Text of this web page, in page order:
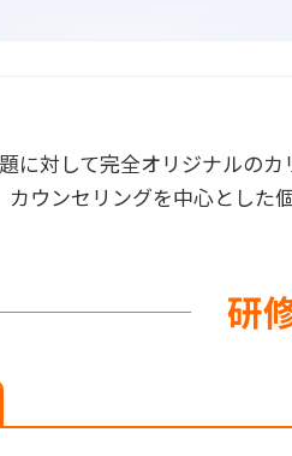
に対して完全オリジナルの
ウンセリングを中心とした
研